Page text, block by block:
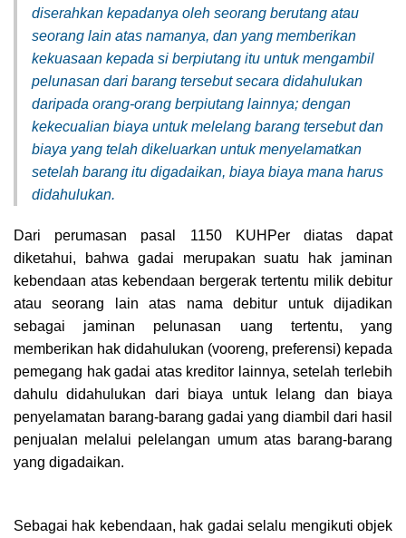
diserahkan kepadanya oleh seorang berutang atau
seorang lain atas namanya, dan yang memberikan
kekuasaan kepada si berpiutang itu untuk mengambil
pelunasan dari barang tersebut secara didahulukan
daripada orang-orang berpiutang lainnya; dengan
kekecualian biaya untuk melelang barang tersebut dan
biaya yang telah dikeluarkan untuk menyelamatkan
setelah barang itu digadaikan, biaya biaya mana harus
didahulukan.
Dari perumasan pasal 1150 KUHPer diatas dapat
diketahui, bahwa gadai merupakan suatu hak jaminan
kebendaan atas kebendaan bergerak tertentu milik debitur
atau seorang lain atas nama debitur untuk dijadikan
sebagai jaminan pelunasan uang tertentu, yang
memberikan hak didahulukan (vooreng, preferensi) kepada
pemegang hak gadai atas kreditor lainnya, setelah terlebih
dahulu didahulukan dari biaya untuk lelang dan biaya
penyelamatan barang-barang gadai yang diambil dari hasil
penjualan melalui pelelangan umum atas barang-barang
yang digadaikan.
Sebagai hak kebendaan, hak gadai selalu mengikuti objek